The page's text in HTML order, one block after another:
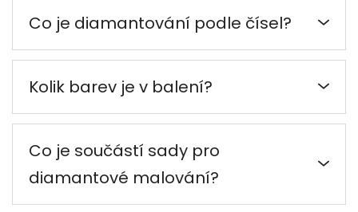
Co je diamantování podle čísel?
Kolik barev je v balení?
Co je součástí sady pro
diamantové malování?